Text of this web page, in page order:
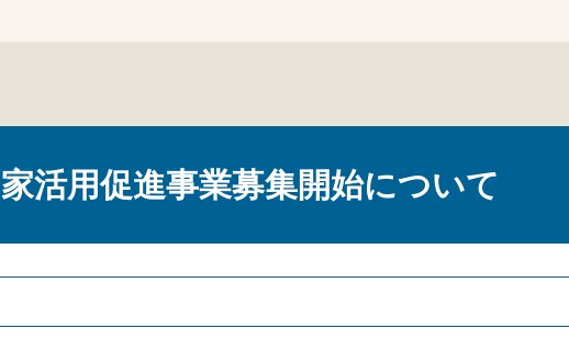
活用促進事業募集開始について